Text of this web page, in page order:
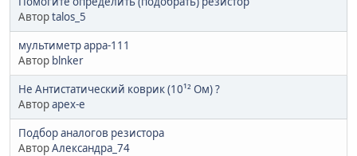
Авторtalos_5
мультиметр арра-111
Автор blnker
Не Антистатический коврик (10¹² Ом) ?
Авторapex-e
Подбор аналогов резистора
АвторАлександра_74